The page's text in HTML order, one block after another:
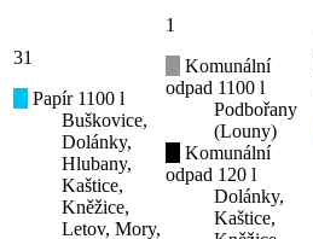
31
Papír 1100 l
Buškovice,
Dolánky,
Hlubany,
Kaštice,
Kněžice,
Letov, Mory,
1
Komunální
odpad 1100 l
Podbořany
(Louny)
Komunální
odpad 120 l
Dolánky,
Kaštice,